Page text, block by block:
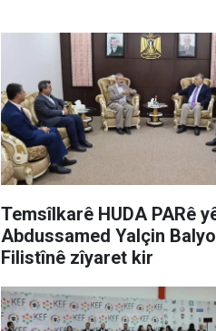
Temsîlkarê HUDA PARê
Abdussamed Yalçin
Filistînê zîyaret kir